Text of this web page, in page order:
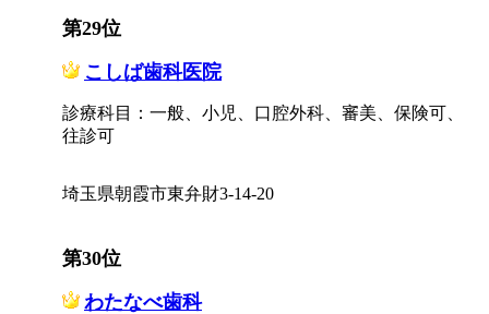
第29位
こしば歯科医院
診療科目：一般、小児、口腔外科、審美、保険可、
往診可
埼玉県朝霞市東弁財3-14-20
第30位
わたなべ歯科